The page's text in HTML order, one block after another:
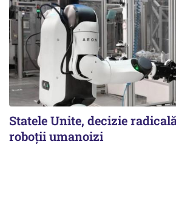
Statele Unite, decizie
roboții umanoizi